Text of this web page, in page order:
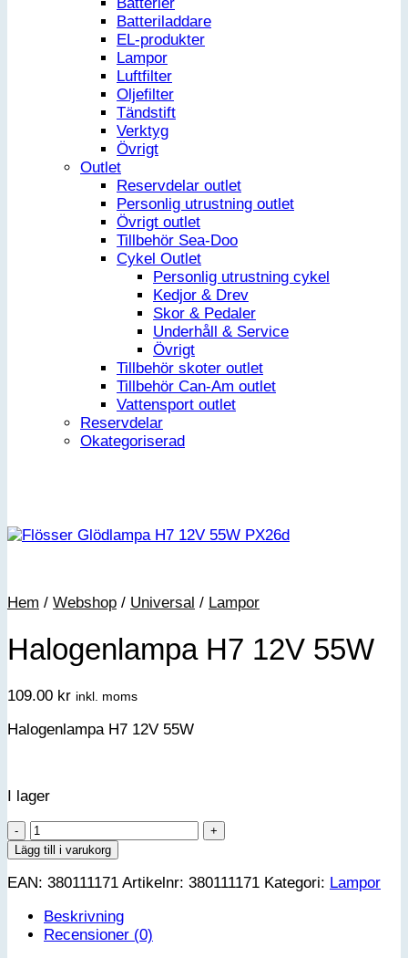
Batteriladdare
EL-produkter
Lampor
Luftfilter
Oljefilter
Tändstift
Verktyg
Övrigt
Outlet
Reservdelar outlet
Personlig utrustning outlet
Övrigt outlet
Tillbehör Sea-Doo
Cykel Outlet
Personlig utrustning cykel
Kedjor & Drev
Skor & Pedaler
Underhåll & Service
Övrigt
Tillbehör skoter outlet
Tillbehör Can-Am outlet
Vattensport outlet
Reservdelar
Okategoriserad
Hem / Webshop / Universal / Lampor
Halogenlampa H7 12V 55W
109.00 kr inkl. moms
Halogenlampa H7 12V 55W
I lager
Halogenlampa
H7
12V
55W
Lägg till i varukorg
EAN: 380111171 Artikelnr: 380111171 Kategori: Lampor
Beskrivning
Recensioner (0)